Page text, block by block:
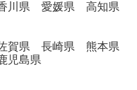
川県 愛媛県 高知県
賀県 長崎県 熊本県
児島県